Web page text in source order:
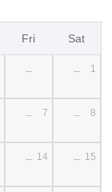
Fri Sat
-- -- 1
-- 7 -- 8
-- 14 -- 15